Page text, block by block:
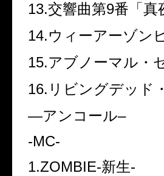
13.交響曲第9番「
14.ウィーアーゾン
15.アブノーマル・
16.リビングデッド
—アンコール–
-MC-
1.ZOMBIE-新生-